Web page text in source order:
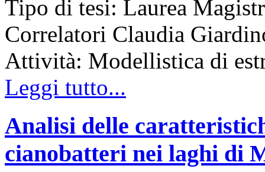
Tipo di tesi: Laurea
Correlatori Claudia
Attività: Modellistica di
Leggi tutto...
Analisi delle
cianobatteri nei laghi di